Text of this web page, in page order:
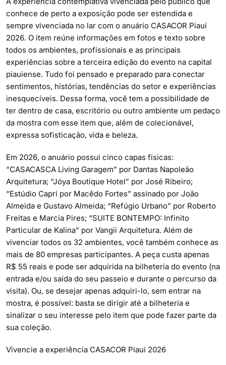
conhece de perto a exposição pode ser estendida e
sempre vivenciada no lar com o anuário CASACOR Piauí
2026. O item reúne informações em fotos e texto sobre
todos os ambientes, profissionais e as principais
experiências sobre a terceira edição do evento na capital
piauiense. Tudo foi pensado e preparado para conectar
sentimentos, histórias, tendências do setor e experiências
inesquecíveis. Dessa forma, você tem a possibilidade de
ter dentro de casa, escritório ou outro ambiente um pedaço
da mostra com esse item que, além de colecionável,
expressa sofisticação, vida e beleza.
Em 2026, o anuário possui cinco capas físicas:
“CASACASCA Living Garagem” por Dantas Napoleão
Arquitetura; “Jóya Boutique Hotel” por José Ribeiro;
“Estúdio Capri por Macêdo Fortes” assinado por João
Almeida e Gustavo Almeida; “Refúgio Urbano” por Roberto
Freitas e Marcia Pires; “SUITE BONTEMPO: Infinito
Particular de Kalina” por Vangii Arquitetura. Além de
vivenciar todos os 32 ambientes, você também conhece as
mais de 80 empresas participantes. A peça custa apenas
R$ 55 reais e pode ser adquirida na bilheteria do evento (na
entrada e/ou saída do seu passeio e durante o percurso da
visita). Ou, se desejar apenas adquiri-lo, sem entrar na
mostra, é possível: basta se dirigir até a bilheteria e
sinalizar o seu interesse pelo item que pode fazer parte da
sua coleção.
Vivencie a experiência CASACOR Piauí 2026